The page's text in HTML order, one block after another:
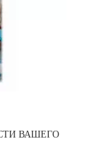
ВАШЕГО